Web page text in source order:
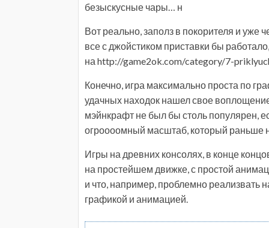
безыскусные чары… н
Вот реально, заполз в покорителя и уже
все с джойстиком приставки бы
на http://game2ok.com/category/7-
Конечно, игра максимально проста по
удачных находок нашел свое
мэйнкрафт не был бы столь популярен,
огроооомный масштаб, который раньше
Игры на древних консолях, в конце
на простейшем движке, с простой
и что, например, проблемно реализвать
графикой и анимацией.